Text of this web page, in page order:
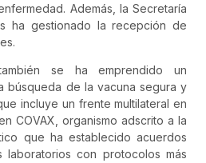
Además, la Secretaría
ha gestionado la recepción de
se ha emprendido un
búsqueda de la vacuna segura y
incluye un frente multilateral en
COVAX, organismo adscrito a la
que ha establecido acuerdos
con protocolos más